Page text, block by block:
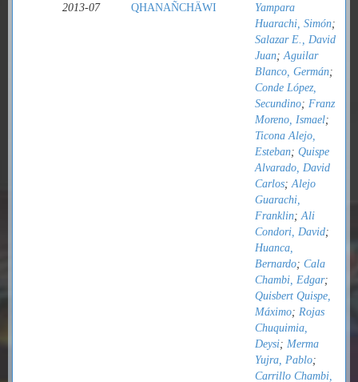
2013-07 QHANAÑCHÄWI
Yampara
Huarachi, Simón;
Salazar E., David
Juan;Aguilar
Blanco, Germán;
Conde López,
Secundino; Franz
Moreno, Ismael;
Ticona Alejo,
Esteban; Quispe
Alvarado, David
Carlos;Alejo
Guarachi,
Franklin;Ali
Condori, David;
Huanca,
Bernardo; Cala
Chambi, Edgar;
Quisbert Quispe,
Máximo; Rojas
Chuquimia,
Deysi; Merma
Yujra, Pablo;
Carrillo Chambi,